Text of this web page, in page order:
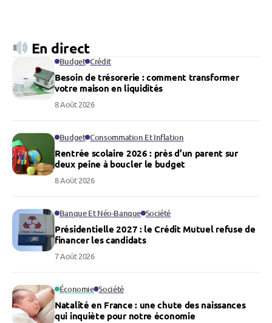
En direct
Budget Crédit
Besoin de trésorerie : comment transformer
votre maison en liquidités
8 Août 2026
Budget Consommation Et Inflation
Rentrée scolaire 2026 : près d’un parent sur
deux peine à boucler le budget
8 Août 2026
Banque Et Néo-Banque Société
Présidentielle 2027 : le Crédit Mutuel refuse de
financer les candidats
7 Août 2026
Économie Société
Natalité en France : une chute des naissances
qui inquiète pour notre économie